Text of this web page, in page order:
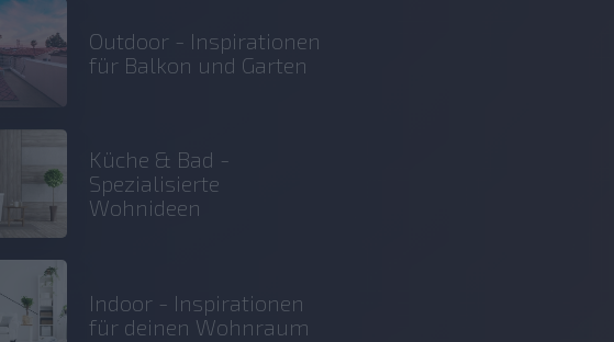
Outdoor - Inspirationen
für Balkon und Garten
Küche & Bad -
Spezialisierte
Wohnideen
Indoor - Inspirationen
für deinen Wohnraum